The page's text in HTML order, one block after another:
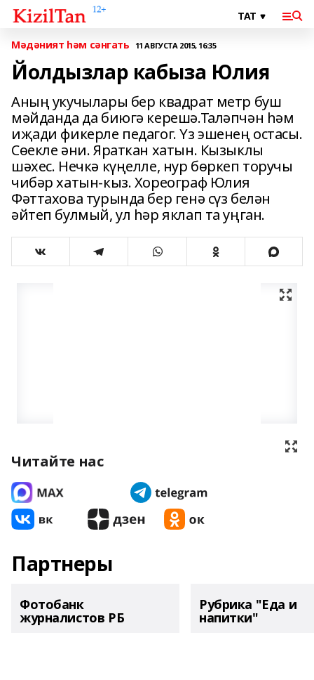
Мәдәният һәм сәнгать 11 АВГУСТА 2015, 16:35
Йолдызлар кабыза Юлия
Аның укучылары бер квадрат метр буш
мәйданда да биюгә керешә.Таләпчән һәм
иҗади фикерле педагог. Үз эшенең остасы.
Сөекле әни. Яраткан хатын. Кызыклы
шәхес. Нечкә күңелле, нур бөркеп торучы
чибәр хатын-кыз. Хореограф Юлия
Фәттахова турында бер генә сүз белән
әйтеп булмый, ул һәр яклап та уңган.
Читайте нас
Партнеры
Фотобанк
журналистов РБ
Рубрика "Еда и
напитки"